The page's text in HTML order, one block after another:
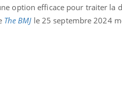
option efficace pour traiter la
The BMJ le 25 septembre 2024